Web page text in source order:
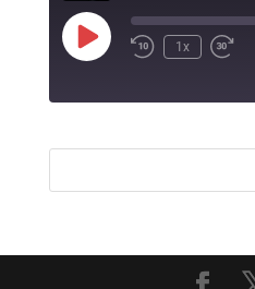
Reproducir
episodio
1x
TIR
ENLACE